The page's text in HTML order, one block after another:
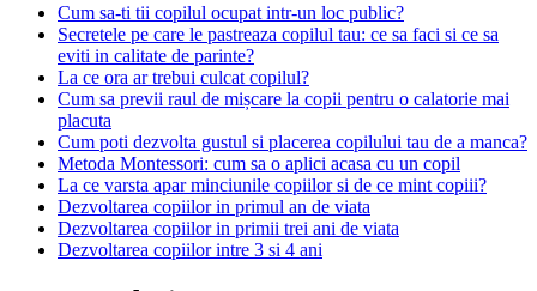
Cum sa-ti tii copilul ocupat intr-un loc public?
Secretele pe care le pastreaza copilul tau: ce sa faci si ce sa
eviti in calitate de parinte?
La ce ora ar trebui culcat copilul?
Cum sa previi raul de mișcare la copii pentru o calatorie mai
placuta
Cum poti dezvolta gustul si placerea copilului tau de a manca?
Metoda Montessori: cum sa o aplici acasa cu un copil
La ce varsta apar minciunile copiilor si de ce mint copiii?
Dezvoltarea copiilor in primul an de viata
Dezvoltarea copiilor in primii trei ani de viata
Dezvoltarea copiilor intre 3 si 4 ani